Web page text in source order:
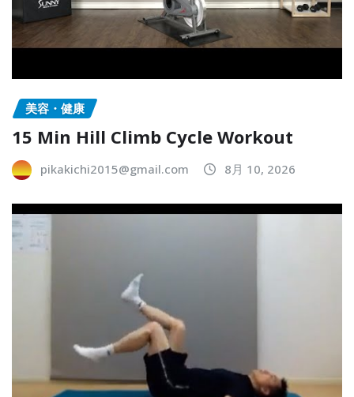
美容・健康
15 Min Hill Climb Cycle Workout
pikakichi2015@gmail.com 8月 10, 2026